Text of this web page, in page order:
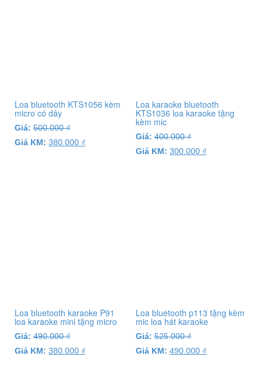
Loa bluetooth KTS1056 kèm
micro có dây
Giá: 500.000₫
Giá KM: 380.000 ₫
Loa karaoke bluetooth
KTS1036 loa karaoke tặng
kèm mic
Giá: 400.000₫
Giá KM: 300.000 ₫
Loa bluetooth karaoke P91
loa karaoke mini tặng micro
Giá: 490.000₫
Giá KM: 380.000 ₫
Loa bluetooth p113 tặng kèm
mic loa hát karaoke
Giá: 525.000₫
Giá KM: 490.000 ₫